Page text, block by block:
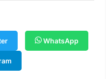
WhatsApp